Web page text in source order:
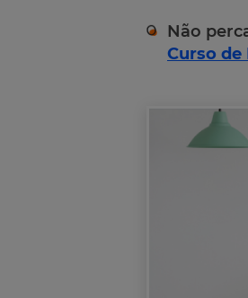
Não
Curso